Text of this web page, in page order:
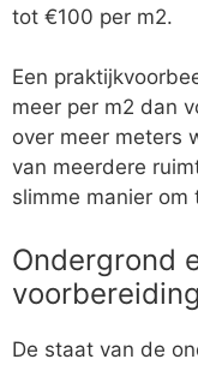
tot €100 per m2.
Een
meer per m2 dan
over meer meters
van meerdere
slimme manier
Ondergrond
De staat van de